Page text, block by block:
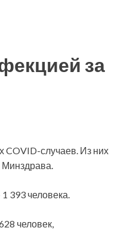
за
COVID-случаев. Из них
393 человека.
человек,